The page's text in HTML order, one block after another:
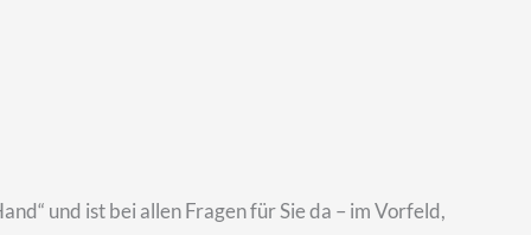
und ist bei allen Fragen für Sie da – im Vorfeld,